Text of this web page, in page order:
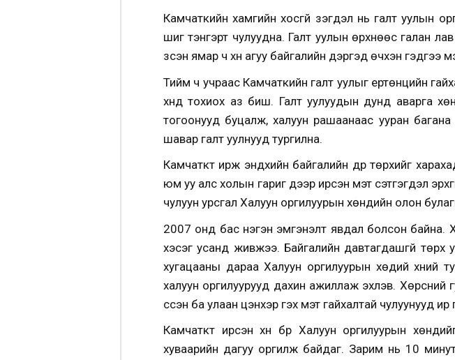
Камчаткийн хамгийн хосгүй үзэгдэл нь галт уулын
шиг тэнгэрт чулуудна. Галт уулын өрхнөөс галан
үзсэн ямар ч хүн агуу байгалийн дэргэд өчүүхэн гэдгээ
Тийм ч учраас Камчаткийн галт уулыг ертөнцийн
хүнд тохиох аз биш. Галт уулуудын дунд аварга
тогоонууд буцалж, халуун рашаанаас ууран
шавар галт уулнууд тургилна.
Камчаткт ирж эндхийн байгалийн дүр төрхийг
юм уу алс холын гариг дээр ирсэн мэт сэтгэгдэл
чулуун урсгал Халуун оргилуурын хөндийн олон
2007 онд бас нэгэн эмгэнэлт явдал болсон байна.
хэсэг усанд живжээ. Байгалийн давтагдашгүй
хугацааны дараа Халуун оргилуурын хөдий хүний
халуун оргилуурууд дахин ажиллаж эхлэв.
үүссэн ба улаан цэнхэр гэх мэт гайхалтай чулуунууд ир
Камчаткт ирсэн хүн бүр Халуун оргилуурын
хуваарийн дагуу оргилж байдаг. Зарим нь 10